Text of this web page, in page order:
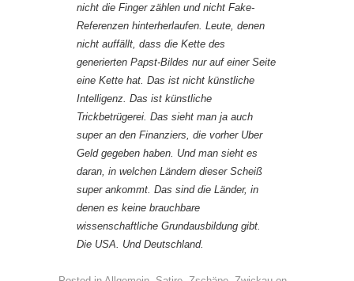
nicht die Finger zählen und nicht Fake-
Referenzen hinterherlaufen. Leute, denen
nicht auffällt, dass die Kette des
generierten Papst-Bildes nur auf einer Seite
eine Kette hat. Das ist nicht künstliche
Intelligenz. Das ist künstliche
Trickbetrügerei. Das sieht man ja auch
super an den Finanziers, die vorher Uber
Geld gegeben haben. Und man sieht es
daran, in welchen Ländern dieser Scheiß
super ankommt. Das sind die Länder, in
denen es keine brauchbare
wissenschaftliche Grundausbildung gibt.
Die USA. Und Deutschland.